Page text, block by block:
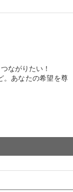
ながりたい！
。あなたの希望を尊